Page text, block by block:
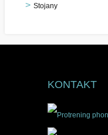
Stojany
KONTAKT